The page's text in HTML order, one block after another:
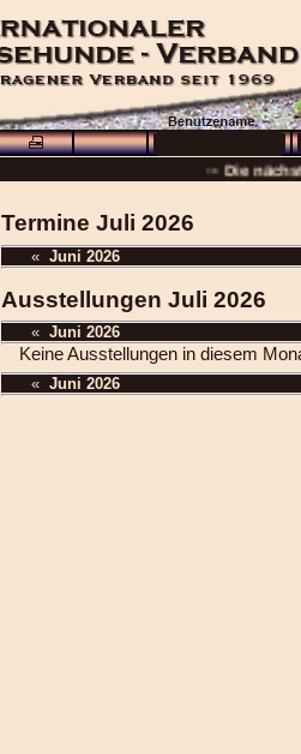
Termine Juli 2026
« Juni 2026
Ausstellungen Juli 2026
« Juni 2026
Keine Ausstellungen in diesem
« Juni 2026
···
··· Die
··· Besuchen Sie